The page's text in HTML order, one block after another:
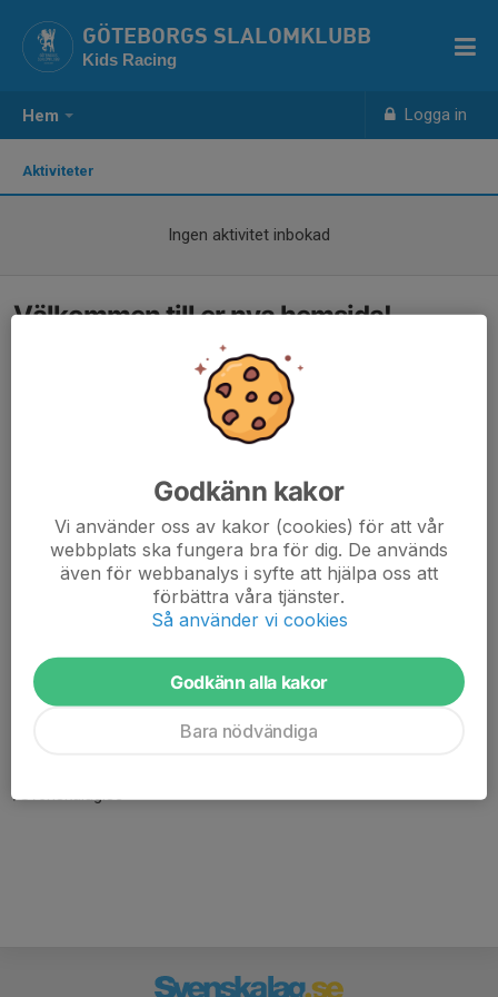
Hem Logga in
GÖTEBORGS SLALOMKLUBB
Kids Racing
Aktiviteter
Ingen aktivitet inbokad
Välkommen till er nya hemsida!
Här hamnar automatiskt de senaste nyheterna på hemsidan. För
/Svenskalag.se
Godkänn kakor
Vi använder oss av kakor (cookies) för att vår
webbplats ska fungera bra för dig. De används
även för webbanalys i syfte att hjälpa oss att
förbättra våra tjänster.
Så använder vi cookies
Godkänn alla kakor
Bara nödvändiga